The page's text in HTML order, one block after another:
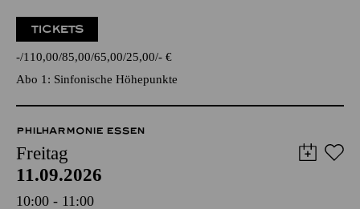
TICKETS
- 110,00 85,00 65,00 25,00 - €
Abo 1: Sinfonische Höhepunkte
PHILHARMONIE ESSEN
Freitag
11.09.2026
10:00 - 11:00